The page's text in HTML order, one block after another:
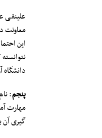
علینقی
معاونت
این
دانشگاه
پنجم:
مهارت
گیری آن